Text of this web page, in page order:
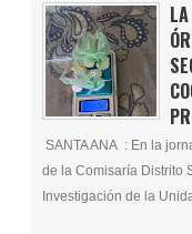
SANTA ANA : En la
de la Comisaría Distrito
Investigación de la